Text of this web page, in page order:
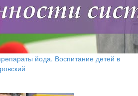
йода. Воспитание детей в